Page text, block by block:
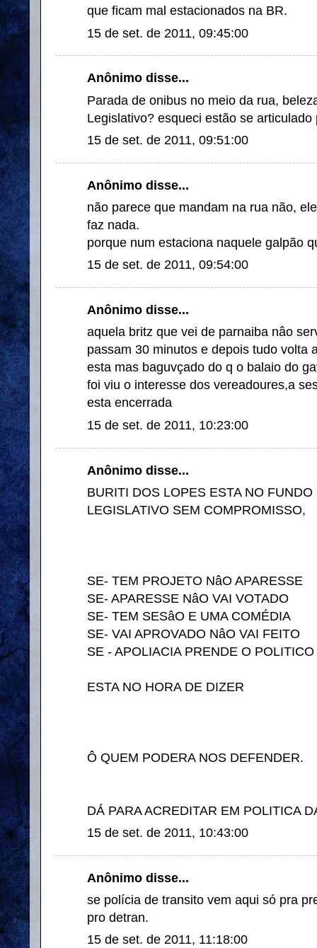
que ficam mal estacionados na BR.
15 de set. de 2011, 09:45:00
Anônimo disse...
Parada de onibus no meio da rua,
Legislativo? esqueci estão se
15 de set. de 2011, 09:51:00
Anônimo disse...
não parece que mandam na rua não,
faz nada.
porque num estaciona naquele galpão
15 de set. de 2011, 09:54:00
Anônimo disse...
aquela britz que vei de parnaiba nâo
passam 30 minutos e depois tudo volta
esta mas baguvçado do q o balaio do
foi viu o interesse dos vereadoures,a
esta encerrada
15 de set. de 2011, 10:23:00
Anônimo disse...
BURITI DOS LOPES ESTA NO
LEGISLATIVO SEM COMPROMISSO,
SE- TEM PROJETO NâO APARESSE
SE- APARESSE NâO VAI VOTADO
SE- TEM SESâO E UMA COMÉDIA
SE- VAI APROVADO NâO VAI FEITO
SE - APOLIACIA PRENDE O
ESTA NO HORA DE DIZER
Ô QUEM PODERA NOS DEFENDER.
DÁ PARA ACREDITAR EM POLITICA
15 de set. de 2011, 10:43:00
Anônimo disse...
se polícia de transito vem aqui só pra
pro detran.
15 de set. de 2011, 11:18:00